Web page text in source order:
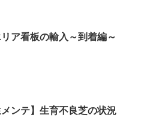
ア看板の輸入～到着編～
メンテ】生育不良芝の状況